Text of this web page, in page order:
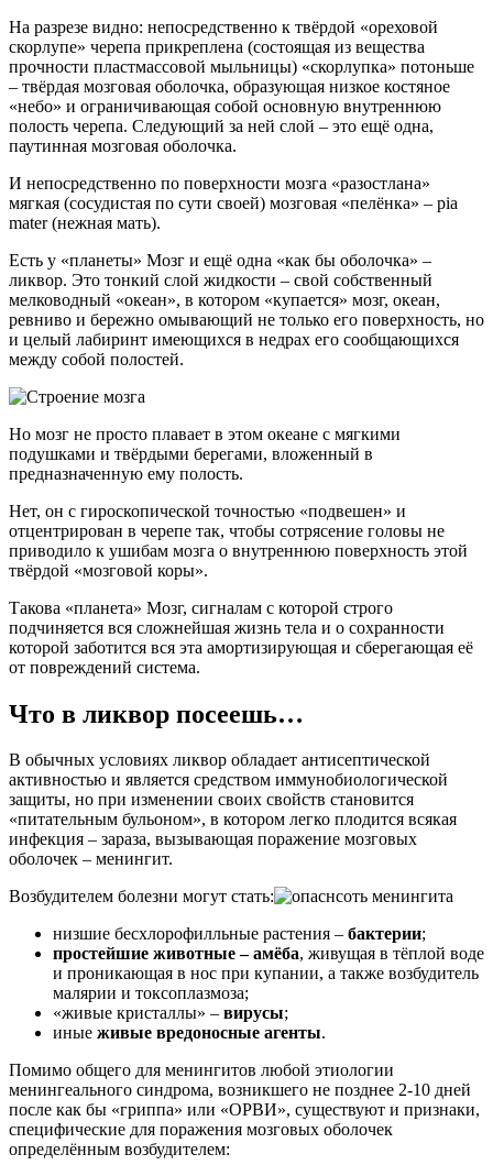
На разрезе видно: непосредственно к твёрдой «ореховой
скорлупе» черепа прикреплена (состоящая из вещества
прочности пластмассовой мыльницы) «скорлупка» потоньше
– твёрдая мозговая оболочка, образующая низкое костяное
«небо» и ограничивающая собой основную внутреннюю
полость черепа. Следующий за ней слой – это ещё одна,
паутинная мозговая оболочка.
И непосредственно по поверхности мозга «разостлана»
мягкая (сосудистая по сути своей) мозговая «пелёнка» – pia
mater (нежная мать).
Есть у «планеты» Мозг и ещё одна «как бы оболочка» –
ликвор. Это тонкий слой жидкости – свой собственный
мелководный «океан», в котором «купается» мозг, океан,
ревниво и бережно омывающий не только его поверхность, но
и целый лабиринт имеющихся в недрах его сообщающихся
между собой полостей.
Но мозг не просто плавает в этом океане с мягкими
подушками и твёрдыми берегами, вложенный в
предназначенную ему полость.
Нет, он с гироскопической точностью «подвешен» и
отцентрирован в черепе так, чтобы сотрясение головы не
приводило к ушибам мозга о внутреннюю поверхность этой
твёрдой «мозговой коры».
Такова «планета» Мозг, сигналам с которой строго
подчиняется вся сложнейшая жизнь тела и о сохранности
которой заботится вся эта амортизирующая и сберегающая её
от повреждений система.
Что в ликвор посеешь…
В обычных условиях ликвор обладает антисептической
активностью и является средством иммунобиологической
защиты, но при изменении своих свойств становится
«питательным бульоном», в котором легко плодится всякая
инфекция – зараза, вызывающая поражение мозговых
оболочек – менингит.
Возбудителем болезни могут стать:
низшие бесхлорофилльные растения – бактерии;
простейшие животные – амёба, живущая в тёплой воде
и проникающая в нос при купании, а также возбудитель
малярии и токсоплазмоза;
«живые кристаллы» – вирусы;
иные живые вредоносные агенты.
Помимо общего для менингитов любой этиологии
менингеального синдрома, возникшего не позднее 2-10 дней
после как бы «гриппа» или «ОРВИ», существуют и признаки,
специфические для поражения мозговых оболочек
определённым возбудителем: